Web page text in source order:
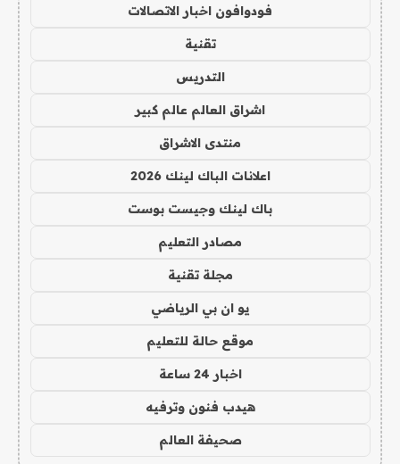
فودوافون اخبار الاتصالات
تقنية
التدريس
اشراق العالم عالم كبير
منتدى الاشراق
اعلانات الباك لينك 2026
باك لينك وجيست بوست
مصادر التعليم
مجلة تقنية
يو ان بي الرياضي
موقع حالة للتعليم
اخبار 24 ساعة
هيدب فنون وترفيه
صحيفة العالم